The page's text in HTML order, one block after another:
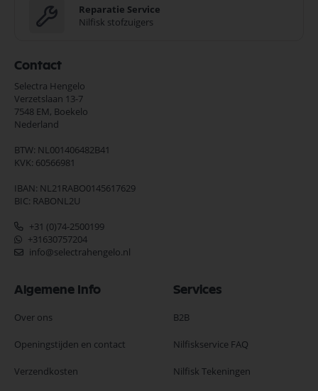
Reparatie Service
Nilfisk stofzuigers
Contact
Selectra Hengelo
Verzetslaan 13-7
7548 EM, Boekelo
Nederland
BTW: NL001406482B41
KVK: 60566981
IBAN: NL21RABO0145617629
BIC: RABONL2U
+31 (0)74-2500199
+31630757204
info@selectrahengelo.nl
Algemene Info
Over ons
Openingstijden en contact
Verzendkosten
Services
B2B
Nilfiskservice FAQ
Nilfisk Tekeningen